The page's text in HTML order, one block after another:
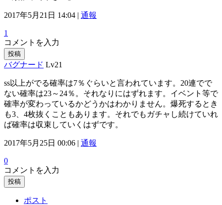
2017年5月21日 14:04 | 通報
1
コメントを入力
投稿
バグナード Lv21
ss以上がでる確率は7％ぐらいと言われています。20連でで
ない確率は23～24％。それなりにはずれます。イベント等で
確率が変わっているかどうかはわかりません。爆死するとき
も3、4枚抜くこともあります。それでもガチャし続けていれ
ば確率は収束していくはずです。
2017年5月25日 00:06 | 通報
0
コメントを入力
投稿
ポスト